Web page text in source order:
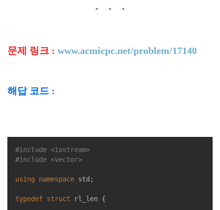
문제 링크 : www.acmicpc.net/problem/17140
해답 코드 :
#include <iostream>
#include <vector>
using namespace std;
typedef struct rl_len {